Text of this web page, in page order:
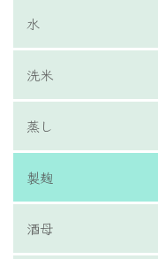
水
洗米
蒸し
製麹
酒母